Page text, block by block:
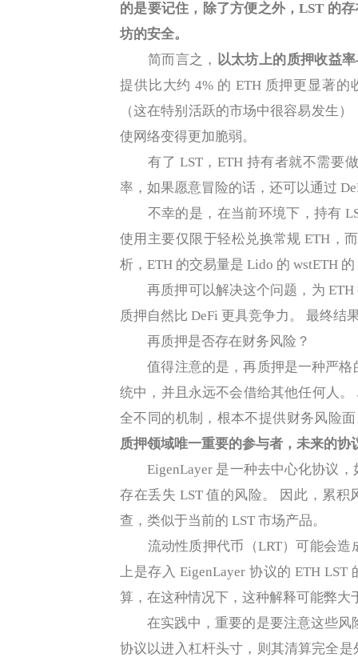
的是要记住，除了方便之外，LST 的
坊的安全。
简而言之， 以太坊上的质押收益
提供比大约 4% 的 ETH 质押更显著
（这在特别活跃的市场中很容易发生
使网络变得更加脆弱。
有了 LST，ETH 持有者就不需要做
率，如果愿意冒险的话，还可以通过
不幸的是，在当前环境下，持有
使用主要仅限于轻松兑换常规 ETH，
析，ETH 的交易量是 Lido 的 wstETH
再质押可以解决这个问题，为 ETH
质押自然比 DeFi 更具竞争力。 最终结
再质押是否存在财务风险？
值得注意的是，再质押是一种严格
统中，并且永远不会借给其他任何人
全不同的机制，根本不提供财务风险
质押领域唯一重要的参与者，未来的
EigenLayer 是一种去中心化协议，
存在丢失 LST 值的风险。 因此，累
查，类似于当前的 LST 市场产品。
流动性质押代币（LRT）可能会造
上是存入 EigenLayer 协议的 ETH LST
算，在这种情况下，这种解释可能弊大
在实践中，重要的是要注意这些风
协议以进入杠杆头寸，则其清算完全